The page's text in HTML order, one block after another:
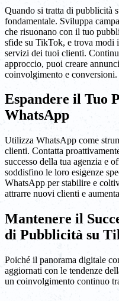
Quando si tratta di pubblicità
fondamentale. Sviluppa
che risuonano con il tuo
sfide su TikTok, e trova modi
servizi dei tuoi clienti.
approccio, puoi creare
coinvolgimento e conversioni.
Espandere il Tuo
WhatsApp
Utilizza WhatsApp come
clienti. Contatta
successo della tua agenzia e
soddisfino le loro esigenze
WhatsApp per stabilire e
attrarre nuovi clienti e
Mantenere il
di Pubblicità su
Poiché il panorama digitale
aggiornati con le tendenze
un coinvolgimento continuo